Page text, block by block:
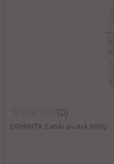
(0)
DOMNIȚA Zahăr pudră 500g